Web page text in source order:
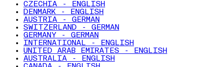
CZECHIA - ENGLISH
DENMARK - ENGLISH
AUSTRIA - GERMAN
SWITZERLAND - GERMAN
GERMANY - GERMAN
INTERNATIONAL - ENGLISH
UNITED ARAB EMIRATES - ENGLISH
AUSTRALIA - ENGLISH